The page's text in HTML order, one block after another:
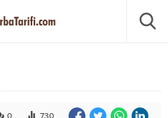
0 730